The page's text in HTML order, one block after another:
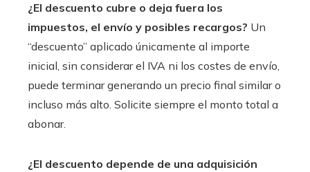
¿El descuento cubre o deja fuera los
impuestos, el envío y posibles recargos? Un
“descuento” aplicado únicamente al importe
inicial, sin considerar el IVA ni los costes de envío,
puede terminar generando un precio final similar o
incluso más alto. Solicite siempre el monto total a
abonar.
¿El descuento depende de una adquisición